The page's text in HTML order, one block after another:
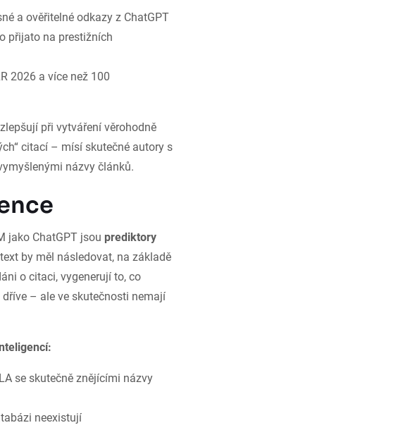
a ověřitelné odkazy z ChatGPT
přijato na prestižních
2026 a více než 100
při vytváření věrohodně
citací – mísí skutečné autory s
názvy článků.
jako ChatGPT jsou prediktory
by měl následovat, na základě
o citaci, vygenerují to, co
– ale ve skutečnosti nemají
se skutečně znějícími názvy
neexistují